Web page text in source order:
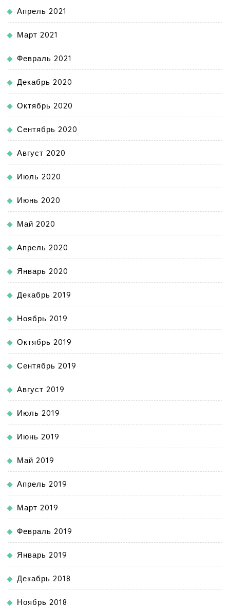
Апрель 2021
Март 2021
Февраль 2021
Декабрь 2020
Октябрь 2020
Сентябрь 2020
Август 2020
Июль 2020
Июнь 2020
Май 2020
Апрель 2020
Январь 2020
Декабрь 2019
Ноябрь 2019
Октябрь 2019
Сентябрь 2019
Август 2019
Июль 2019
Июнь 2019
Май 2019
Апрель 2019
Март 2019
Февраль 2019
Январь 2019
Декабрь 2018
Ноябрь 2018